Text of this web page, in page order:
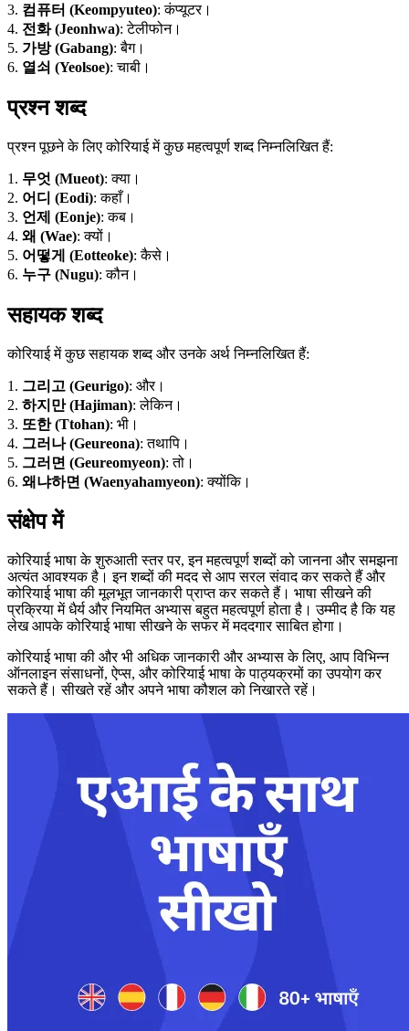
3. 컴퓨터 (Keompyuteo): कंप्यूटर।
4. 전화 (Jeonhwa): टेलीफोन।
5. 가방 (Gabang): बैग।
6. 열쇠 (Yeolsoe): चाबी।
प्रश्न शब्द
प्रश्न पूछने के लिए कोरियाई में कुछ महत्वपूर्ण शब्द निम्नलिखित हैं:
1. 무엇 (Mueot): क्या।
2. 어디 (Eodi): कहाँ।
3. 언제 (Eonje): कब।
4. 왜 (Wae): क्यों।
5. 어떻게 (Eotteoke): कैसे।
6. 누구 (Nugu): कौन।
सहायक शब्द
कोरियाई में कुछ सहायक शब्द और उनके अर्थ निम्नलिखित हैं:
1. 그리고 (Geurigo): और।
2. 하지만 (Hajiman): लेकिन।
3. 또한 (Ttohan): भी।
4. 그러나 (Geureona): तथापि।
5. 그러면 (Geureomyeon): तो।
6. 왜냐하면 (Waenyahamyeon): क्योंकि।
संक्षेप में
कोरियाई भाषा के शुरुआती स्तर पर, इन महत्वपूर्ण शब्दों को जानना और समझना
अत्यंत आवश्यक है। इन शब्दों की मदद से आप सरल संवाद कर सकते हैं और
कोरियाई भाषा की मूलभूत जानकारी प्राप्त कर सकते हैं। भाषा सीखने की
प्रक्रिया में धैर्य और नियमित अभ्यास बहुत महत्वपूर्ण होता है। उम्मीद है कि यह
लेख आपके कोरियाई भाषा सीखने के सफर में मददगार साबित होगा।
कोरियाई भाषा की और भी अधिक जानकारी और अभ्यास के लिए, आप विभिन्न
ऑनलाइन संसाधनों, ऐप्स, और कोरियाई भाषा के पाठ्यक्रमों का उपयोग कर
सकते हैं। सीखते रहें और अपने भाषा कौशल को निखारते रहें।